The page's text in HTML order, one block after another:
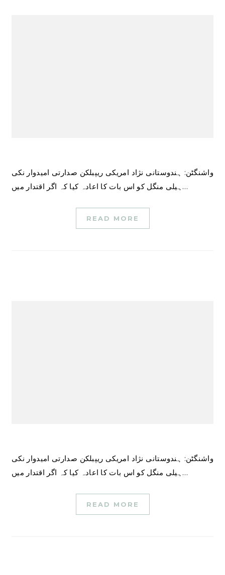
واشنگٹن: ہندوستانی نژاد امریکی ریپبلکن صدارتی امیدوار نکی
ہیلی منگل کو اس بات کا اعادہ کیا کہ اگر اقتدار میں…
READ MORE
واشنگٹن: ہندوستانی نژاد امریکی ریپبلکن صدارتی امیدوار نکی
ہیلی منگل کو اس بات کا اعادہ کیا کہ اگر اقتدار میں…
READ MORE